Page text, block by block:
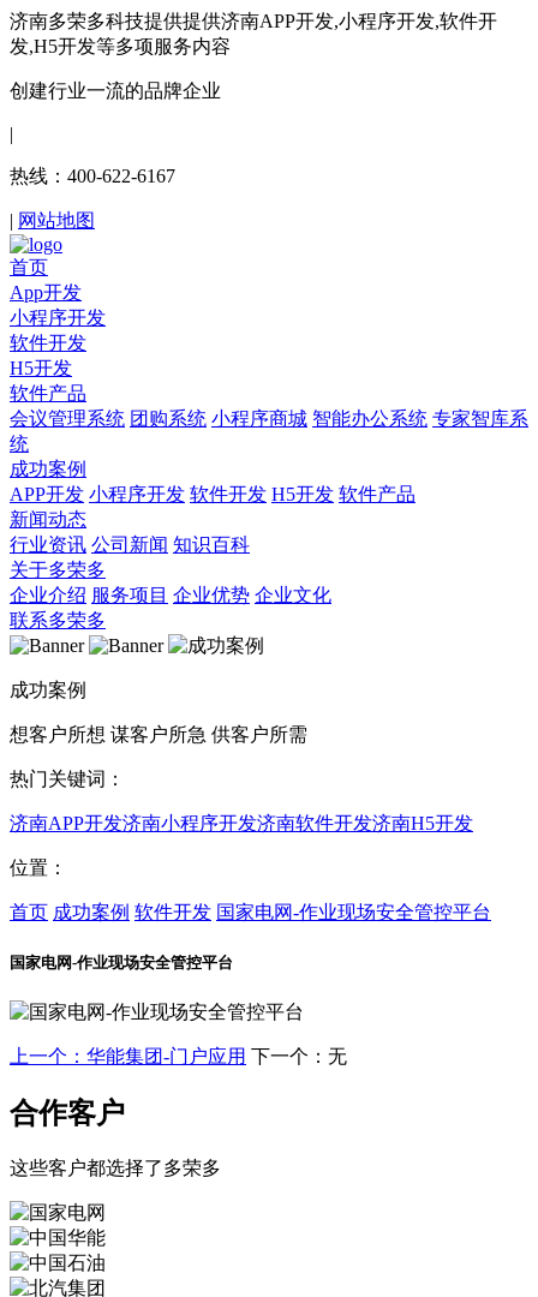
济南多荣多科技提供提供济南APP开发,小程序开发,软件开
发,H5开发等多项服务内容
创建行业一流的品牌企业
|
热线：400-622-6167
| 网站地图
首页
App开发
小程序开发
软件开发
H5开发
软件产品
会议管理系统 团购系统 小程序商城 智能办公系统 专家智库系
统
成功案例
APP开发 小程序开发 软件开发 H5开发 软件产品
新闻动态
行业资讯 公司新闻 知识百科
关于多荣多
企业介绍 服务项目 企业优势 企业文化
联系多荣多
成功案例
想客户所想 谋客户所急 供客户所需
热门关键词：
济南APP开发济南小程序开发济南软件开发济南H5开发
位置：
首页 成功案例 软件开发 国家电网-作业现场安全管控平台
国家电网-作业现场安全管控平台
上一个：华能集团-门户应用 下一个：无
合作客户
这些客户都选择了多荣多